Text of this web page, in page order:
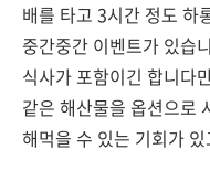
배를 타고 3시간 정도 하
중간중간 이벤트가 있습
식사가 포함이긴 합니다
같은 해산물을 옵션으로
해먹을 수 있는 기회가